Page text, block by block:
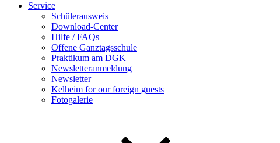
Service
Schülerausweis
Download-Center
Hilfe / FAQs
Offene Ganztagsschule
Praktikum am DGK
Newsletteranmeldung
Newsletter
Kelheim for our foreign guests
Fotogalerie